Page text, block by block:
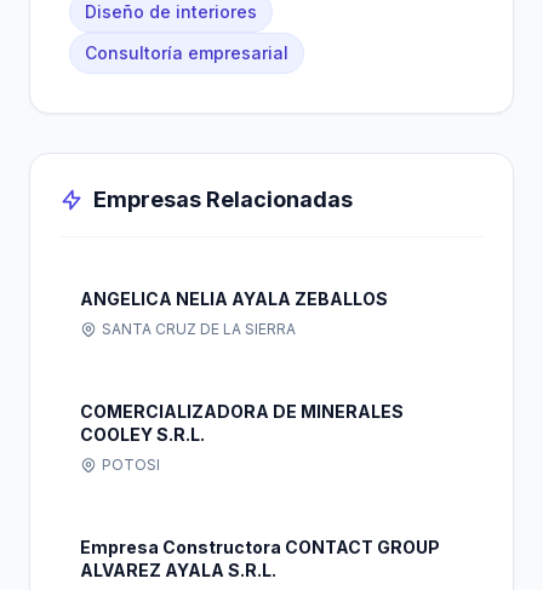
Diseño de interiores
Consultoría empresarial
Empresas Relacionadas
ANGELICA NELIA AYALA ZEBALLOS
SANTA CRUZ DE LA SIERRA
COMERCIALIZADORA DE MINERALES
COOLEY S.R.L.
POTOSI
Empresa Constructora CONTACT GROUP
ALVAREZ AYALA S.R.L.